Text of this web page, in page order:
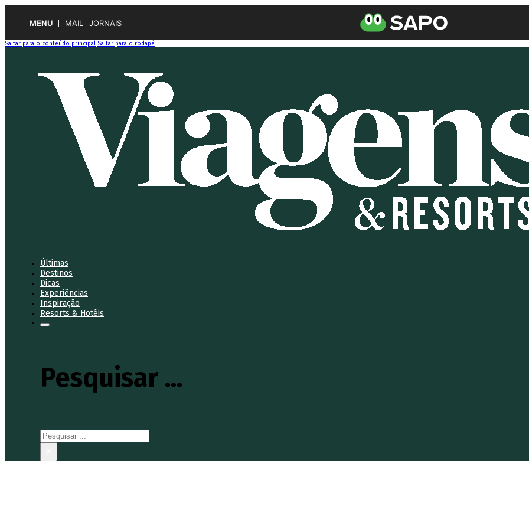
MENU MAIL JORNAIS
Saltar para o conteúdo principal Saltar para o rodapé
Últimas
Destinos
Dicas
Experiências
Inspiração
Resorts & Hotéis
Pesquisar ...
Pesquisar